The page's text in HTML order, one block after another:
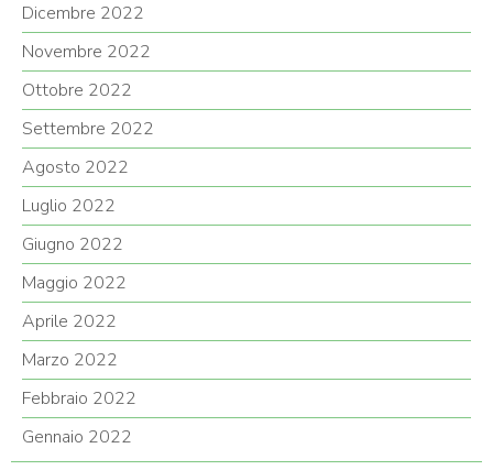
Dicembre 2022
Novembre 2022
Ottobre 2022
Settembre 2022
Agosto 2022
Luglio 2022
Giugno 2022
Maggio 2022
Aprile 2022
Marzo 2022
Febbraio 2022
Gennaio 2022